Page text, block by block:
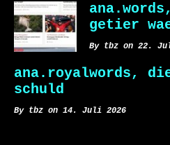
getier
By tbz on 22.
ana.royalwords,
schuld
By tbz on 14. Juli 2026